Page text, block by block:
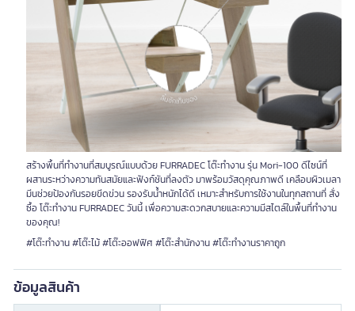
สร้างพื้นที่ทำงานที่สมบูรณ์แบบด้วย FURRADEC โต๊ะทำงาน รุ่น Mori-100 ดีไซน์ที่
ผสานระหว่างความทันสมัยและฟังก์ชันที่ลงตัว มาพร้อมวัสดุคุณภาพดี เคลือบผิวเมลา
มีนช่วยป้องกันรอยขีดข่วน รองรับน้ำหนักได้ดี เหมาะสำหรับการใช้งานในทุกสถานที่ สั่ง
ซื้อ โต๊ะทำงาน FURRADEC วันนี้ เพื่อความสะดวกสบายและความมีสไตล์ในพื้นที่ทำงาน
ของคุณ!
#โต๊ะทำงาน #โต๊ะไม้ #โต๊ะออฟฟิศ #โต๊ะสำนักงาน #โต๊ะทำงานราคาถูก
ข้อมูลสินค้า